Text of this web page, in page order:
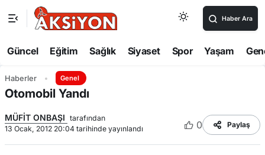
Haber Ara
Güncel Eğitim Sağlık Siyaset Spor Yaşam
Haberler Genel
Otomobil Yandı
MÜFİT ONBAŞI tarafından
13 Ocak, 2012 20:04 tarihinde yayınlandı
0 Paylaş